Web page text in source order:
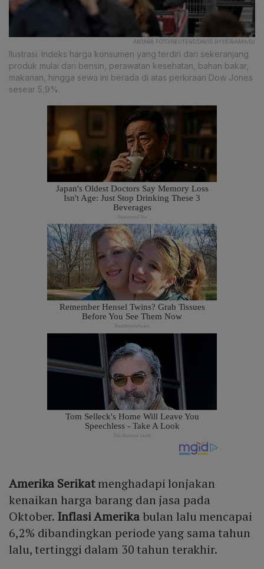
ANTARA FOTO/REUTERS/DAVID RYDER/AMA/DJ
Ilustrasi. Indeks harga konsumen yang terdiri dari sekeranjang
produk mulai dari bensin, perawatan kesehatan, bahan bakar,
makanan, hingga sewa ini berada di atas perkiraan Dow Jones
sesear 5,9%.
Amerika Serikatmenghadapi lonjakan
kenaikan harga barang dan jasa pada
Oktober. Inflasi Amerikabulan lalu mencapai
6,2% dibandingkan periode yang sama tahun
lalu, tertinggi dalam 30 tahun terakhir.